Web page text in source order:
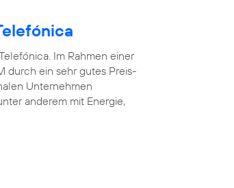
Im Rahmen einer
durch ein sehr gutes Preis-
Unternehmen
anderem mit Energie,